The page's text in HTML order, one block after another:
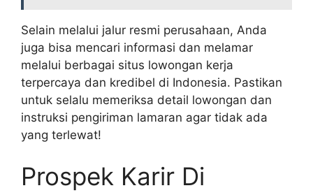
Selain melalui jalur resmi perusahaan, Anda
juga bisa mencari informasi dan melamar
melalui berbagai situs lowongan kerja
terpercaya dan kredibel di Indonesia. Pastikan
untuk selalu memeriksa detail lowongan dan
instruksi pengiriman lamaran agar tidak ada
yang terlewat!
Prospek Karir Di